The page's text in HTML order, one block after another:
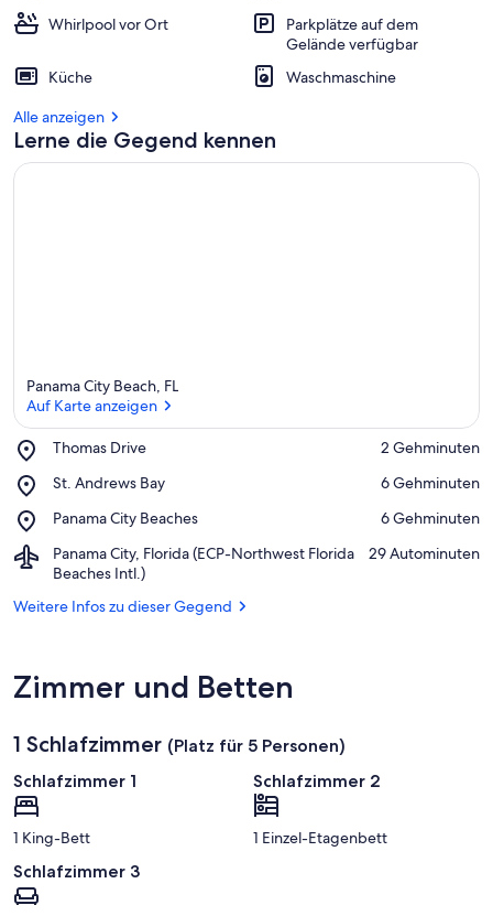
Whirlpool vor Ort
Parkplätze auf dem
Gelände verfügbar
Küche
Waschmaschine
Alle anzeigen
Lerne die Gegend kennen
Panama City Beach, FL
Auf Karte anzeigen
Thomas Drive
Place,
Drive
‪2 Gehminuten‬
St. Andrews Bay
Place,
Andrews
‪6 Gehminuten‬
Panama City Beaches
Place,
City
Beaches
‪6 Gehminuten‬
Panama City, Florida (ECP-Northwest Florida
Beaches Intl.)
Airport,
Panama
Florida
Beaches
‪29 Autominuten‬
Weitere Infos zu dieser Gegend
Zimmer und Betten
1 Schlafzimmer (Platz für 5 Personen)
Schlafzimmer 1
1 King-Bett
Schlafzimmer 2
1 Einzel-Etagenbett
Schlafzimmer 3